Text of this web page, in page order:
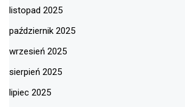
listopad 2025
październik 2025
wrzesień 2025
sierpień 2025
lipiec 2025